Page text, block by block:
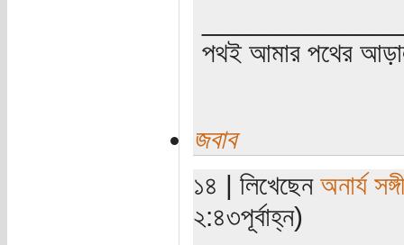
পথই আমার পথের
জবাব
১৪ | লিখেছেন অনার্য
২:৪৩পূর্বাহ্ন)